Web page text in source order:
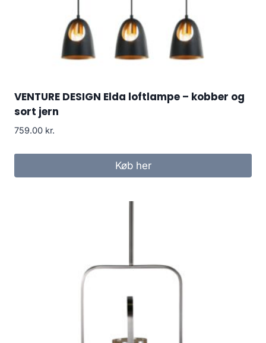
VENTURE DESIGN Elda loftlampe – kobber og
sort jern
759.00 kr.
Køb her